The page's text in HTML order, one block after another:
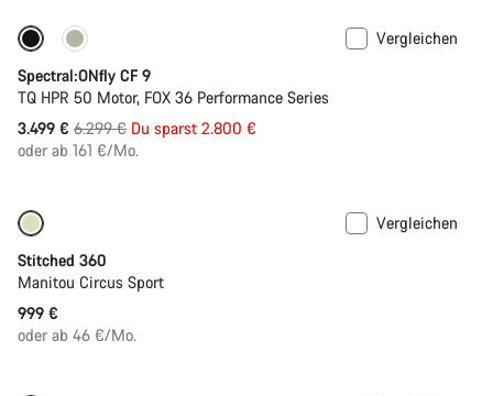
Nur verfügbar in L | XL
Vergleichen
Spectral:ONfly CF 9
TQ HPR 50 Motor, FOX 36 Performance Series
3.499 € Ursprungspreis
6.299 € Du sparst 2.800 €
oder ab 161 €/Mo.
Vergleichen
Stitched 360
Manitou Circus Sport
999 €
oder ab 46 €/Mo.